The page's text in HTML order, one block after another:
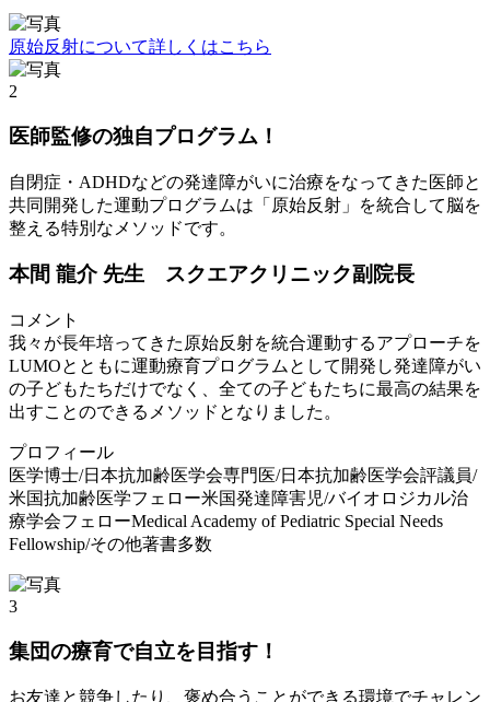
原始反射について詳しくはこちら
2
医師監修の独自プログラム！
自閉症・ADHDなどの発達障がいに治療をなってきた医師と
共同開発した運動プログラムは「原始反射」を統合して脳を
整える特別なメソッドです。
本間 龍介 先生 スクエアクリニック副院長
コメント
我々が長年培ってきた原始反射を統合運動するアプローチを
LUMOとともに運動療育プログラムとして開発し発達障がい
の子どもたちだけでなく、全ての子どもたちに最高の結果を
出すことのできるメソッドとなりました。
プロフィール
医学博士/日本抗加齢医学会専門医/日本抗加齢医学会評議員/
米国抗加齢医学フェロー米国発達障害児/バイオロジカル治
療学会フェローMedical Academy of Pediatric Special Needs
Fellowship/その他著書多数
3
集団の療育で自立を目指す！
お友達と競争したり、褒め合うことができる環境でチャレン